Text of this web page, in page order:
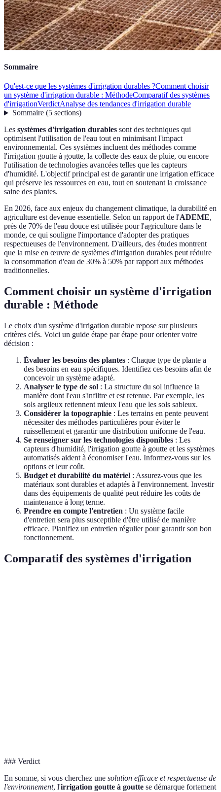
Sommaire
Qu'est-ce que les systèmes d'irrigation durables ?Comment choisir
un système d'irrigation durable : MéthodeComparatif des systèmes
d'irrigationVerdictAnalyse des tendances d'irrigation durable
Sommaire(5 sections)
Les systèmes d'irrigation durables sont des techniques qui
optimisent l'utilisation de l'eau tout en minimisant l'impact
environnemental. Ces systèmes incluent des méthodes comme
l'irrigation goutte à goutte, la collecte des eaux de pluie, ou encore
l'utilisation de technologies avancées telles que les capteurs
d'humidité. L'objectif principal est de garantir une irrigation efficace
qui préserve les ressources en eau, tout en soutenant la croissance
saine des plantes.
En 2026, face aux enjeux du changement climatique, la durabilité en
agriculture est devenue essentielle. Selon un rapport de l'ADEME,
près de 70% de l'eau douce est utilisée pour l'agriculture dans le
monde, ce qui souligne l'importance d'adopter des pratiques
respectueuses de l'environnement. D'ailleurs, des études montrent
que la mise en œuvre de systèmes d'irrigation durables peut réduire
la consommation d'eau de 30% à 50% par rapport aux méthodes
traditionnelles.
Comment choisir un système d'irrigation
durable : Méthode
Le choix d'un système d'irrigation durable repose sur plusieurs
critères clés. Voici un guide étape par étape pour orienter votre
décision :
Évaluer les besoins des plantes : Chaque type de plante a
des besoins en eau spécifiques. Identifiez ces besoins afin de
concevoir un système adapté.
Analyser le type de sol : La structure du sol influence la
manière dont l'eau s'infiltre et est retenue. Par exemple, les
sols argileux retiennent mieux l'eau que les sols sableux.
Considérer la topographie : Les terrains en pente peuvent
nécessiter des méthodes particulières pour éviter le
ruissellement et garantir une distribution uniforme de l'eau.
Se renseigner sur les technologies disponibles : Les
capteurs d'humidité, l'irrigation goutte à goutte et les systèmes
automatisés aident à économiser l'eau. Informez-vous sur les
options et leur coût.
Budget et durabilité du matériel : Assurez-vous que les
matériaux sont durables et adaptés à l'environnement. Investir
dans des équipements de qualité peut réduire les coûts de
maintenance à long terme.
Prendre en compte l'entretien : Un système facile
d'entretien sera plus susceptible d'être utilisé de manière
efficace. Planifiez un entretien régulier pour garantir son bon
fonctionnement.
Comparatif des systèmes d'irrigation
### Verdict
En somme, si vous cherchez une solution efficace et respectueuse de
l'environnement, l'irrigation goutte à goutte se démarque fortement